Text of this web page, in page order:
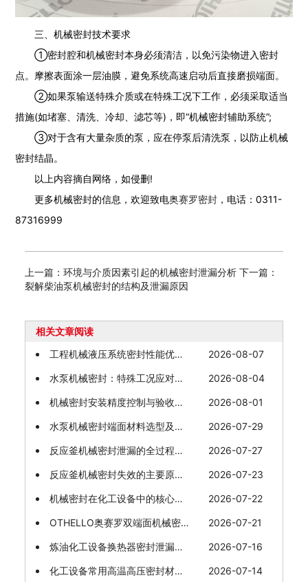
三、机械密封技术要求
①密封腔和机械密封本身必须清洁，以免污染物进入密封
点。摩擦表面涂一层油膜，避免系统高速启动后直接磨损端面。
②如果泵输送特殊介质或在特殊工况下工作，必须采取适当
措施(如堵塞、清洗、冷却、滤芯等)，即“机械密封辅助系统”;
③对于含有大量杂质的泵，应在停泵后清洗泵，以防止机械
密封结晶。
以上内容摘自网络，如侵删!
更多机械密封的信息，欢迎致电奥赛罗密封 ，电话：0311-
87316999
上一篇：环境与介质因素引起的机械密封泄漏分析 下一篇：
裂解柴油泵机械密封的结构及泄漏原因
相关文章阅读
工程机械液压系统密封性能优化：从源头控制的四维路径
2026-08-07
水泵机械密封：特殊工况应对与故障预防 2026-08-04
机械密封安装精度控制与验收规范 2026-08-01
水泵机械密封端面材料选型及适配工况 2026-07-29
反应釜机械密封泄漏的全过程防控策略 2026-07-27
反应釜机械密封失效的主要原因分析 2026-07-23
机械密封在化工设备中的核心价值体现 2026-07-22
OTHELLO奥赛罗双端面机械密封：工业防泄漏的"双重保险" 2026-07-21
炼油化工设备换热器密封泄漏问题的处理措施 2026-07-16
化工设备常用高温高压密封材料特性与选择 2026-07-14